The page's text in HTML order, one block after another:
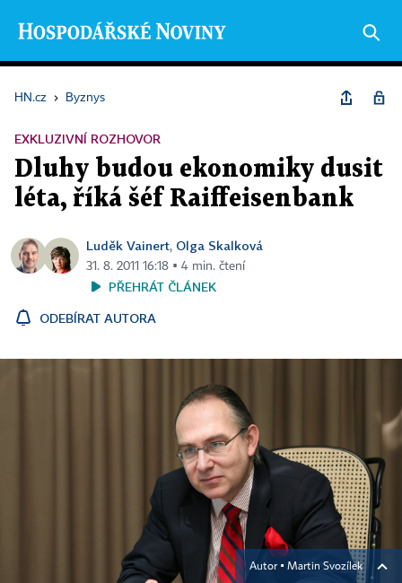
HN.cz › Byznys
EXKLUZIVNÍ ROZHOVOR
Dluhy budou ekonomiky dusit
léta, říká šéf Raiffeisenbank
Luděk Vainert, Olga Skalková
31. 8. 2011 16:18 ▪ 4 min. čtení
PŘEHRÁT ČLÁNEK
ODEBÍRAT AUTORA
Autor ▪ Martin Svozílek